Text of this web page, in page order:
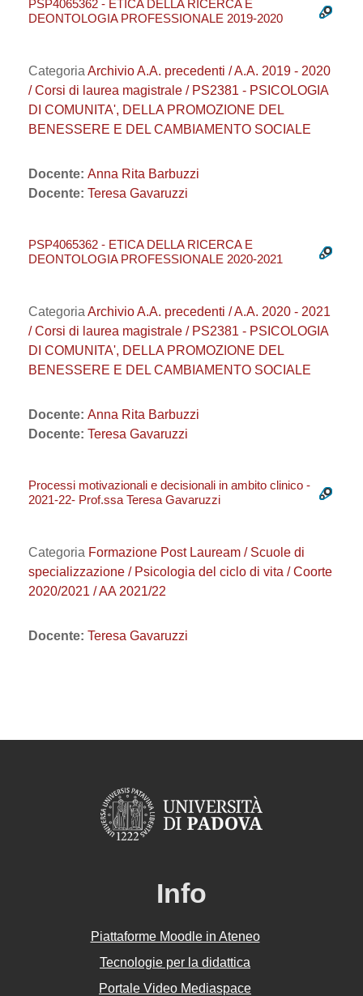
PSP4065362 - ETICA DELLA RICERCA E
DEONTOLOGIA PROFESSIONALE 2019-2020
Categoria Archivio A.A. precedenti / A.A. 2019 - 2020
/ Corsi di laurea magistrale / PS2381 - PSICOLOGIA
DI COMUNITA', DELLA PROMOZIONE DEL
BENESSERE E DEL CAMBIAMENTO SOCIALE
Docente: Anna Rita Barbuzzi
Docente: Teresa Gavaruzzi
PSP4065362 - ETICA DELLA RICERCA E
DEONTOLOGIA PROFESSIONALE 2020-2021
Categoria Archivio A.A. precedenti / A.A. 2020 - 2021
/ Corsi di laurea magistrale / PS2381 - PSICOLOGIA
DI COMUNITA', DELLA PROMOZIONE DEL
BENESSERE E DEL CAMBIAMENTO SOCIALE
Docente: Anna Rita Barbuzzi
Docente: Teresa Gavaruzzi
Processi motivazionali e decisionali in ambito clinico -
2021-22- Prof.ssa Teresa Gavaruzzi
Categoria Formazione Post Lauream / Scuole di
specializzazione / Psicologia del ciclo di vita / Coorte
2020/2021 / AA 2021/22
Docente: Teresa Gavaruzzi
Info
Piattaforme Moodle in Ateneo
Tecnologie per la didattica
Portale Video Mediaspace